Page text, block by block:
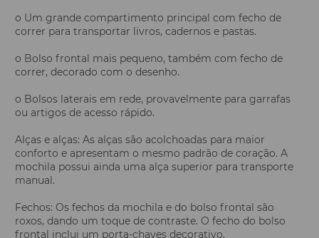
o Um grande compartimento principal com fecho de
correr para transportar livros, cadernos e pastas.
o Bolso frontal mais pequeno, também com fecho de
correr, decorado com o desenho.
o Bolsos laterais em rede, provavelmente para garrafas
ou artigos de acesso rápido.
Alças e alças: As alças são acolchoadas para maior
conforto e apresentam o mesmo padrão de coração. A
mochila possui ainda uma alça superior para transporte
manual.
Fechos: Os fechos da mochila e do bolso frontal são
roxos, dando um toque de contraste. O fecho do bolso
frontal inclui um porta-chaves decorativo.